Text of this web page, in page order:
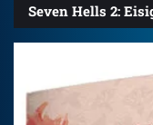
Seven Hells 2: